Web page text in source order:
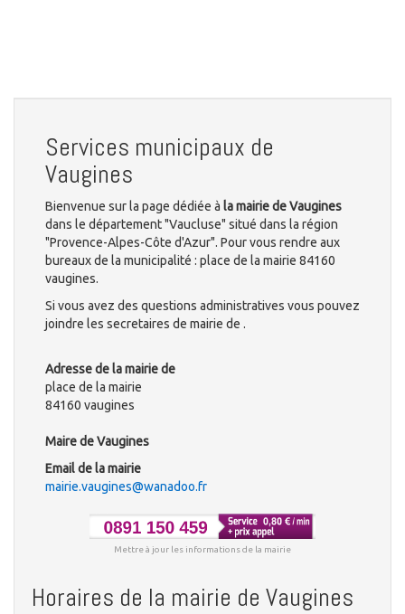
Services municipaux de
Vaugines
Bienvenue sur la page dédiée à la mairie de Vaugines
dans le département "Vaucluse" situé dans la région
"Provence-Alpes-Côte d'Azur". Pour vous rendre aux
bureaux de la municipalité : place de la mairie 84160
vaugines.
Si vous avez des questions administratives vous pouvez
joindre les secretaires de mairie de .
Adresse de la mairie de
place de la mairie
84160 vaugines
Maire de Vaugines
Email de la mairie
mairie.vaugines@wanadoo.fr
Mettre à jour les informations de la mairie
Horaires de la mairie de Vaugines